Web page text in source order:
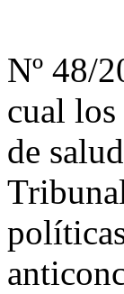
Nº 48/
cual
de